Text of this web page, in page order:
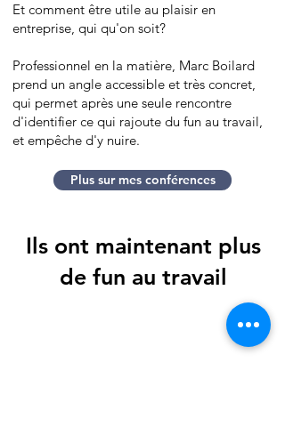
Et comment être utile au plaisir en
entreprise, qui qu'on soit?
Professionnel en la matière, Marc Boilard
prend un angle accessible et très concret,
qui permet après une seule rencontre
d'identifier ce qui rajoute du fun au travail,
et empêche d'y nuire.
Plus sur mes conférences
Ils ont maintenant plus
de fun au travail